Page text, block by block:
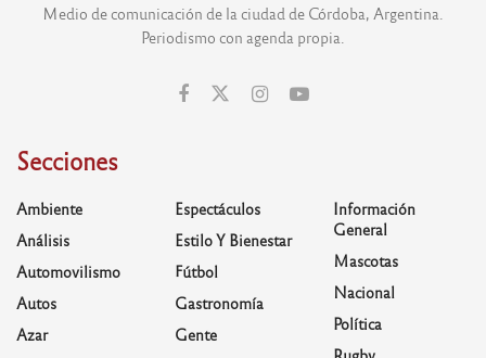
Medio de comunicación de la ciudad de Córdoba, Argentina.
Periodismo con agenda propia.
Secciones
Ambiente
Análisis
Automovilismo
Autos
Azar
Espectáculos
Estilo Y Bienestar
Fútbol
Gastronomía
Gente
Información
General
Mascotas
Nacional
Política